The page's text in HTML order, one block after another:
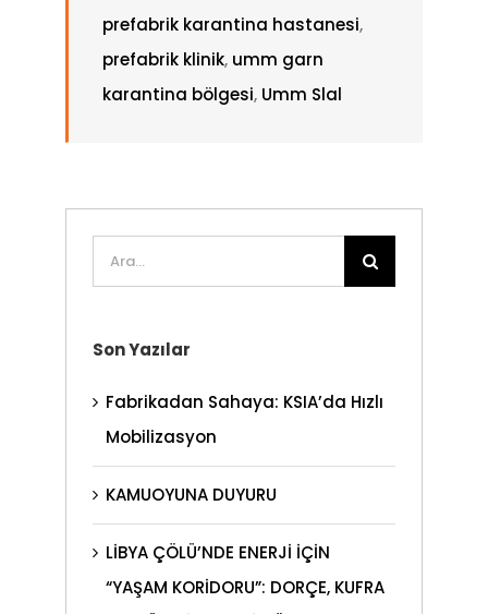
prefabrik karantina hastanesi,
prefabrik klinik, umm garn
karantina bölgesi, Umm Slal
Ara:
Son Yazılar
Fabrikadan Sahaya: KSIA’da Hızlı
Mobilizasyon
KAMUOYUNA DUYURU
LİBYA ÇÖLÜ’NDE ENERJİ İÇİN
“YAŞAM KORİDORU”: DORÇE, KUFRA